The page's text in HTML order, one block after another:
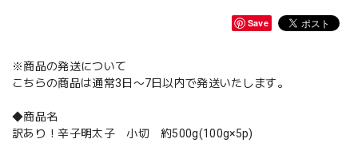
Save
※商品の発送について
こちらの商品は通常3日〜7日以内で発送いたします。
◆商品名
訳あり！辛子明太子 小切 約500g(100g×5p)